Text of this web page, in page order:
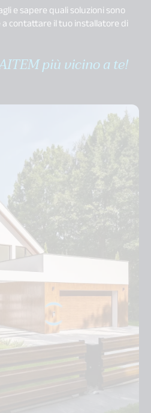
e sapere quali soluzioni sono
contattare il tuo installatore di
più vicino a te!